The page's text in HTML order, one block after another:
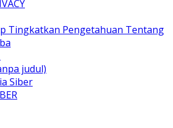
Tingkatkan Pengetahuan Tentang
judul)
Siber